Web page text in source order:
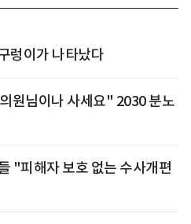
렁이가 나타났다
원님이나 사세요" 2030 분노
"피해자 보호 없는 수사개편